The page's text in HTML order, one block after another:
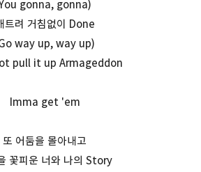
gonna, gonna)
트려 거침없이 Done
way up, way up)
pull it up Armageddon
Imma get 'em
또 어둠을 몰아내고
꽃피운 너와 나의 Story